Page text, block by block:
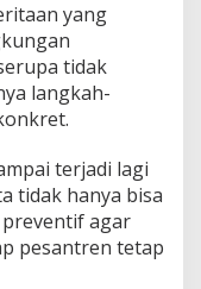
yang
tidak
langkah-
terjadi lagi
tidak hanya bisa
agar
pesantren tetap